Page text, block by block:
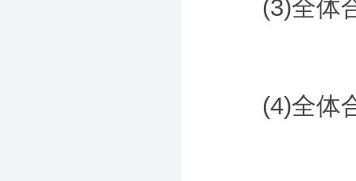
(3)全体合
(4)全体合